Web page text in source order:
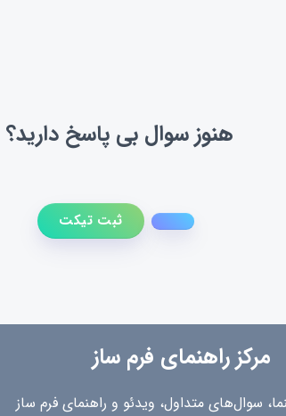
هنوز سوال بی پاسخ دارید؟
ثبت تیکت
مرکز راهنمای فرم ساز
سوال‌های متداول، ویدئو و راهنمای فرم ساز